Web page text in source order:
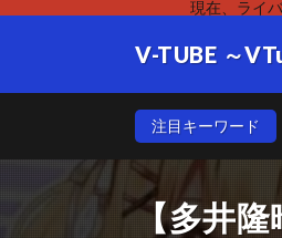
現在、ライ
V-TUBE ～
注目キーワード
【多井隆